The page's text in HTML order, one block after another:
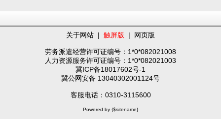
关于网站 | 触屏版 | 网页版
劳务派遣经营许可证编号：1*0*082021008
人力资源服务许可证编号：1*0*082021003
冀ICP备18017602号-1
冀公网安备 13040302001124号
客服电话：0310-3115600
Powered by {$sitename}